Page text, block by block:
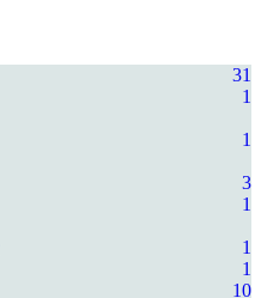
31
1
1
3
1
1
1
10